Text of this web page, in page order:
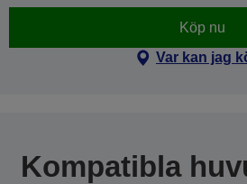
Köp nu
Var kan jag
Kompatibla